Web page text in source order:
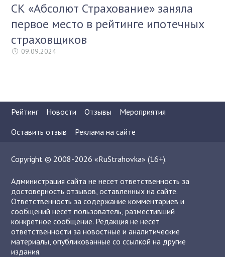
СК «Абсолют Страхование» заняла
первое место в рейтинге ипотечных
страховщиков
09.09.2024
Рейтинг Новости Отзывы
Мероприятия
Оставить отзыв
Реклама на сайте
Copyright © 2008-2026 «RuStrahovka» (16+).
Администрация сайта не несет ответственность за
достоверность отзывов, оставленных на сайте.
Ответственность за содержание комментариев и
сообщений несет пользователь, разместивший
конкретное сообщение. Редакция не несет
ответственности за новостные и аналитические
материалы, опубликованные со ссылкой на другие
издания.